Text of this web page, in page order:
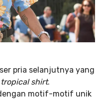
pria selanjutnya yang
tropical shirt.
motif-motif unik